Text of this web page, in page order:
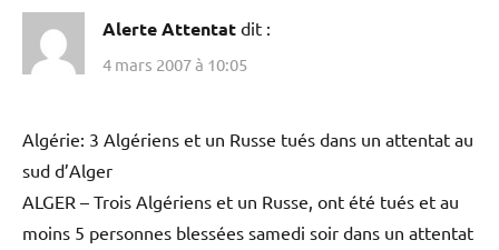
Alerte Attentat dit :
4 mars 2007 à 10:05
Algérie: 3 Algériens et un Russe tués dans un attentat au
sud d’Alger
ALGER – Trois Algériens et un Russe, ont été tués et au
moins 5 personnes blessées samedi soir dans un attentat